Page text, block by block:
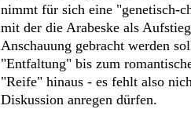
nimmt für sich eine "genetisch-
mit der die Arabeske als
Anschauung gebracht werden
"Entfaltung" bis zum
"Reife" hinaus - es fehlt also
Diskussion anregen dürfen.